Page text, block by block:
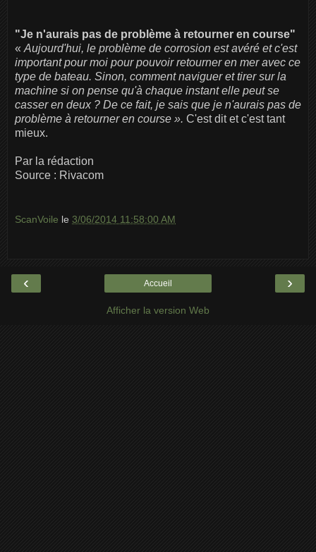
"Je n'aurais pas de problème à retourner en course"
« Aujourd'hui, le problème de corrosion est avéré et c'est
important pour moi pour pouvoir retourner en mer avec ce
type de bateau. Sinon, comment naviguer et tirer sur la
machine si on pense qu'à chaque instant elle peut se
casser en deux ? De ce fait, je sais que je n'aurais pas de
problème à retourner en course ». C'est dit et c'est tant
mieux.
Par la rédaction
Source : Rivacom
ScanVoile le 3/06/2014 11:58:00 AM
‹ ›
Accueil
Afficher la version Web